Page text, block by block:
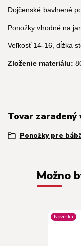
Dojčenské bavlnené
Ponožky vhodné na
Veľkosť 14-16, dĺžka
Zloženie materiálu:
Tovar
Ponožky pre
Možno
Novinka